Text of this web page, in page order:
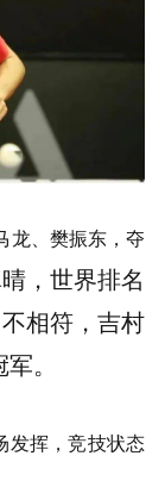
龙、樊振东，夺
，世界排名
相符，吉村
。
发挥，竞技状态